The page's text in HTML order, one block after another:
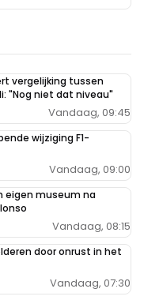
vergelijking tussen
"Nog niet dat niveau"
Vandaag, 09:45
wijziging F1-
Vandaag, 09:00
eigen museum na
Vandaag, 08:15
door onrust in het
Vandaag, 07:30